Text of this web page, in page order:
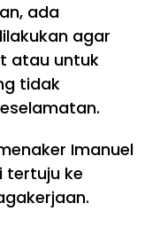
ada
agar
atau untuk
tidak
Imanuel
tertuju ke